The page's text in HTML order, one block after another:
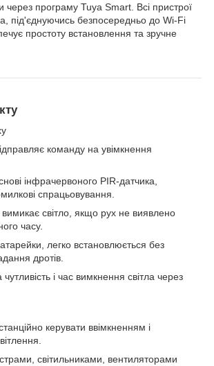
через програму Tuya Smart. Всі пристрої
під'єднуючись безпосередньо до Wi-Fi
простоту встановлення та зручне
команду на увімкнення
інфрачервоного PIR-датчика,
спрацьовування.
світло, якщо рух не виявлено
часу.
легко встановлюється без
дротів.
і час вимкнення світла через
керувати ввімкненням і
світильниками, вентиляторами